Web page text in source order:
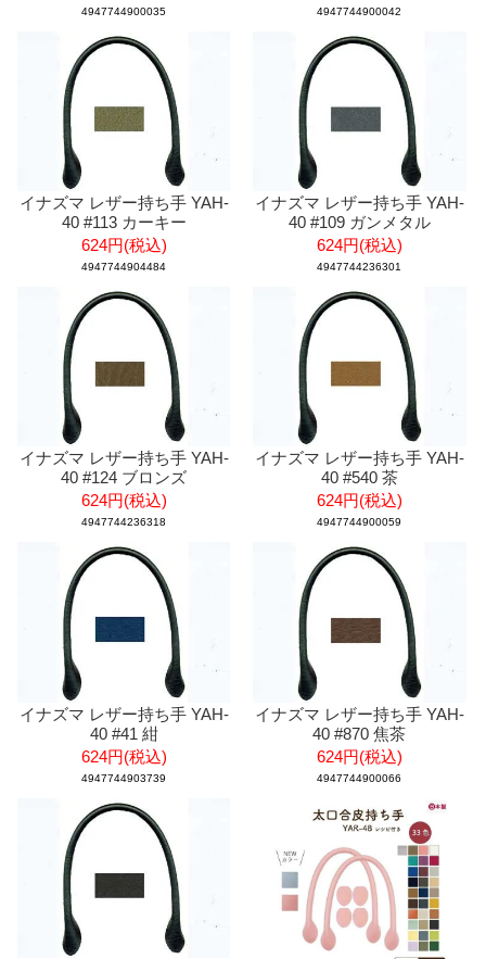
4947744900035 4947744900042
イナズマ レザー持ち手 YAH-
40 #113 カーキー
624円(税込)
4947744904484
イナズマ レザー持ち手 YAH-
40 #109 ガンメタル
624円(税込)
4947744236301
イナズマ レザー持ち手 YAH-
40 #124 ブロンズ
624円(税込)
4947744236318
イナズマ レザー持ち手 YAH-
40 #540 茶
624円(税込)
4947744900059
イナズマ レザー持ち手 YAH-
40 #41 紺
624円(税込)
4947744903739
イナズマ レザー持ち手 YAH-
40 #870 焦茶
624円(税込)
4947744900066